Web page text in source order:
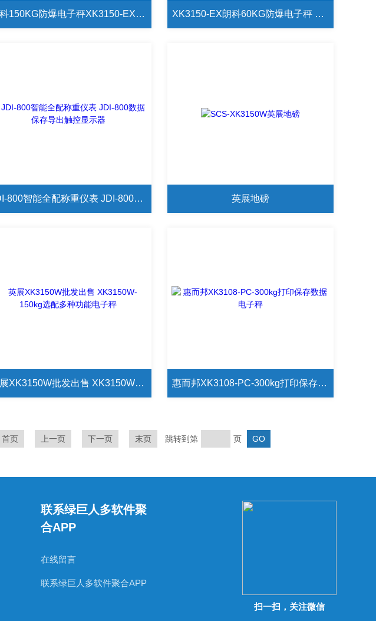
朗科150KG防爆电子秤XK3150-EX 上海朗科防爆电子秤价格 XK3150-EX朗科60KG防爆电子秤 XK3150-EX 上海朗科防爆电子秤价格
JDI-800智能全配称重仪表 JDI-800数据保存导出触控显示器 英展地磅
英展XK3150W批发出售 XK3150W-150kg选配多种功能电子秤 惠而邦XK3108-PC-300kg打印保存数据电子秤
首页 上一页 下一页 末页 跳转到第 页
联系绿巨人多软件聚
合APP
在线留言
联系绿巨人多软件聚合APP
扫一扫，关注微信